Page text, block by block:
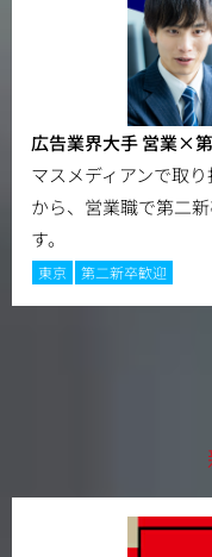
広告業界大手 営業×
マスメディアンで取
から、営業職で第二
す。
東京 第二新卒歓迎